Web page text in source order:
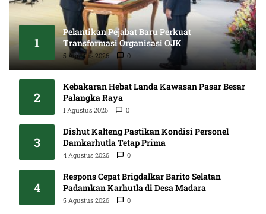
1
Pelantikan Pejabat Baru Perkuat
Transformasi Organisasi OJK
5 Agustus 2026 0
2
Kebakaran Hebat Landa Kawasan Pasar Besar
Palangka Raya
1 Agustus 2026 0
3
Dishut Kalteng Pastikan Kondisi Personel
Damkarhutla Tetap Prima
4 Agustus 2026 0
4
Respons Cepat Brigdalkar Barito Selatan
Padamkan Karhutla di Desa Madara
5 Agustus 2026 0